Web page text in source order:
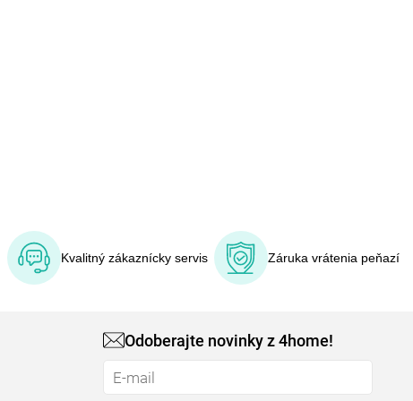
Kvalitný zákaznícky servis Záruka vrátenia peňazí
Odoberajte novinky z 4home!